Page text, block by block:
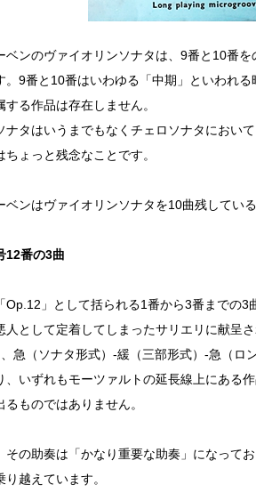
ベンのヴァイオリンソナタは、9番と10番
。9番と10番はいわゆる「中期」といわれ
する作品は存在しません。
ナタはいうまでもなくチェロソナタにおい
ちょっと残念なことです。
ベンはヴァイオリンソナタを10曲残してい
12番の3曲
Op.12」として括られる1番から3番までの
人として定着してしまったサリエリに献呈さ
急（ソナタ形式）-緩（三部形式）-急（ロ
、いずれもモーツァルトの延長線上にある
るものではありません。
その助奏は「かなり重要な助奏」になって
り越えています。